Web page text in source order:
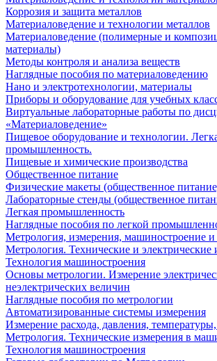
Коррозия и защита металлов
Материаловедение и технологии металлов
Материаловедение (полимерные и
материалы)
Методы контроля и анализа веществ
Наглядные пособия по материаловедению
Нано и электротехнологии, материалы
Приборы и оборудование для учебных
Виртуальные лабораторные работы по
«Материаловедение»
Пищевое оборудование и технологии.
промышленность.
Пищевые и химические производства
Общественное питание
Физические макеты (общественное
Лабораторные стенды (общественное
Легкая промышленность
Наглядные пособия по легкой
Метрология, измерения, машиностроение
Метрология. Технические и электрические
Технология машиностроения
Основы метрологии. Измерение
неэлектрических величин
Наглядные пособия по метрологии
Автоматизированные системы измерения
Измерение расхода, давления,
Метрология. Технические измерения в
Технология машиностроения